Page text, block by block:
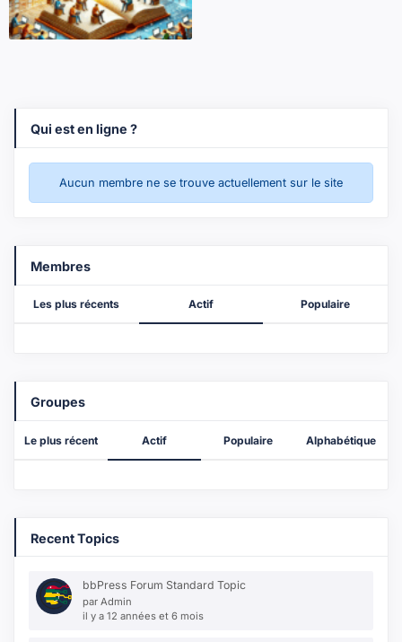
Qui est en ligne ?
Aucun membre ne se trouve actuellement sur le site
Membres
Les plus récents Actif Populaire
Groupes
Le plus récent Actif Populaire Alphabétique
Recent Topics
bbPress Forum Standard Topic
par Admin
il y a 12 années et 6 mois